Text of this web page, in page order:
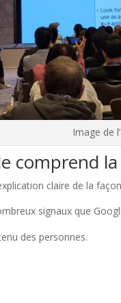
Image de
comprend
claire de la
signaux que
des personnes.